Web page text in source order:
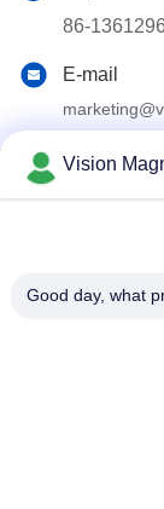
86-
E-mail
Alamat
Kota
Vision
Good day, what